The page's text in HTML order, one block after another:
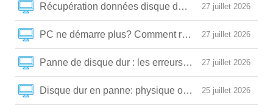
27 juillet 2026
Récupération données disque dur endommagé :
27 juillet 2026
PC ne démarre plus? Comment réparer un disque
27 juillet 2026
Panne de disque dur : les erreurs critiques qui
25 juillet 2026
Disque dur en panne: physique ou logique? Voici